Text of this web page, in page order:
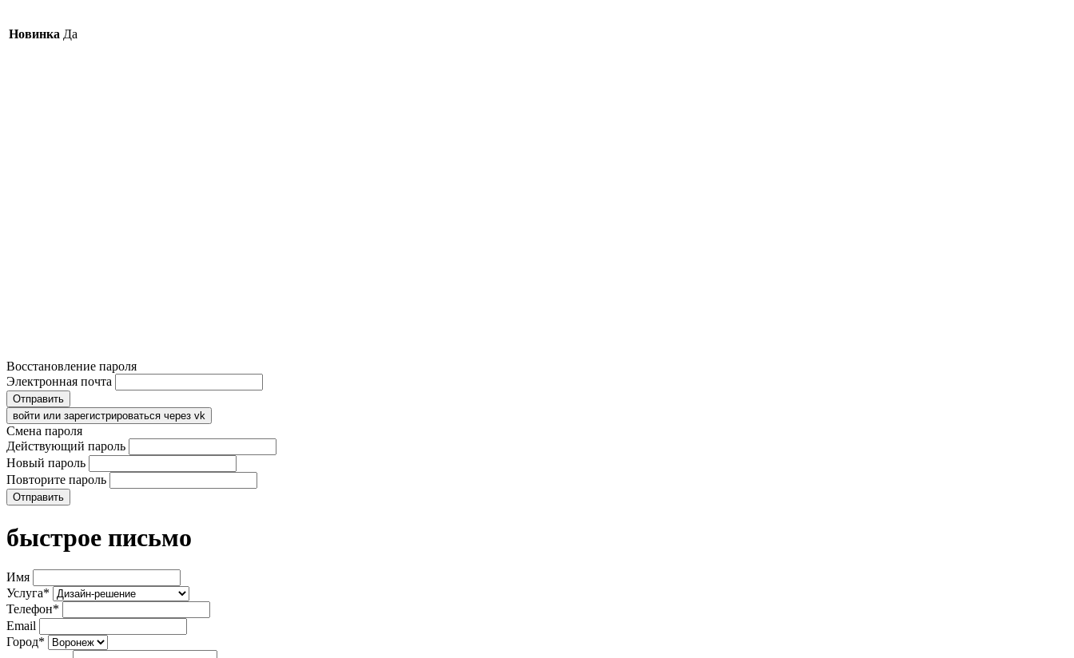
Новинка Да
Восстановление пароля
Электронная почта
Отправить
войти или зарегистрироваться через vk
Смена пароля
Действующий пароль
Новый пароль
Повторите пароль
Отправить
быстрое письмо
Имя
Услуга*
Телефон*
Email
Город*